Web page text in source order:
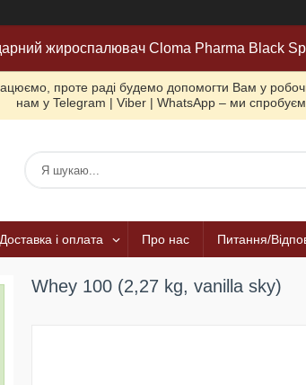
жироспалювач Cloma Pharma Black
проте раді будемо допомогти Вам у
нам у Telegram | Viber | WhatsApp – ми спробуємо
Доставка і оплата Про нас Питання/
Whey 100 (2,27 kg, vanilla sky)